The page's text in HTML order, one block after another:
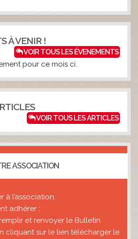
À VENIR !
VOIR TOUS LES ÉVENEMENTS
pour ce mois ci.
VOIR TOUS LES ARTICLES
ASSOCIATION
à l’association.
adhérer :
et renvoyer le Bulletin
cliquant sur le lien télécharger le